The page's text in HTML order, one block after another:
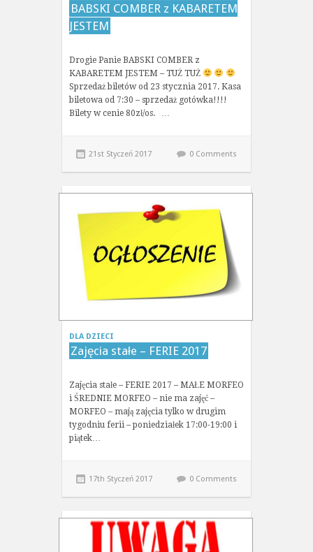
BABSKI COMBER z KABARETEM
JESTEM
Drogie Panie BABSKI COMBER z
KABARETEM JESTEM – TUŻ TUŻ
Sprzedaż biletów od 23 stycznia 2017. Kasa
biletowa od 7:30 – sprzedaż gotówka!!!!
Bilety w cenie 80zł/os. …
21st Styczeń 2017 0 Comments
DLA DZIECI
Zajęcia stałe – FERIE 2017
Zajęcia stałe – FERIE 2017 – MAŁE MORFEO
i ŚREDNIE MORFEO – nie ma zajęć –
MORFEO – mają zajęcia tylko w drugim
tygodniu ferii – poniedziałek 17:00-19:00 i
piątek…
17th Styczeń 2017 0 Comments